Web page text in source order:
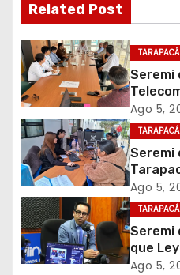
i
ó
n
d
e
e
n
t
Related Post
TARAPACÁ
Seremi
primera
para el
desuso
Ago 5,
TARAPACÁ
Seremi
2027
Ago 5,
TARAPACÁ
Seremi
que
Ago 5,